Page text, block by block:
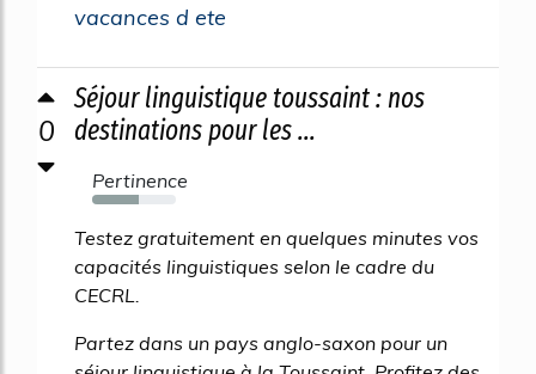
vacances d ete
0
Séjour linguistique toussaint : nos
destinations pour les ...
Pertinence
56%
Testez gratuitement en quelques minutes vos
capacités linguistiques selon le cadre du
CECRL.
Partez dans un pays anglo-saxon pour un